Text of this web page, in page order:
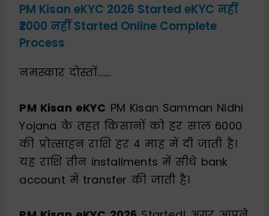
PM Kisan eKYC 2026 Started eKYC नहीं
₹2000 नहीं Started Online Complete
Process
नमस्कार दोस्तों…….
PM Kisan eKYC PM Kisan Samman Nidhi
Yojana के तहत किसानों को हर साल ₹6000
की प्रोत्साहन राशि हर 4 माह में दी जाती है।
यह राशि तीन installments में सीधे bank
account में transfer की जाती है।